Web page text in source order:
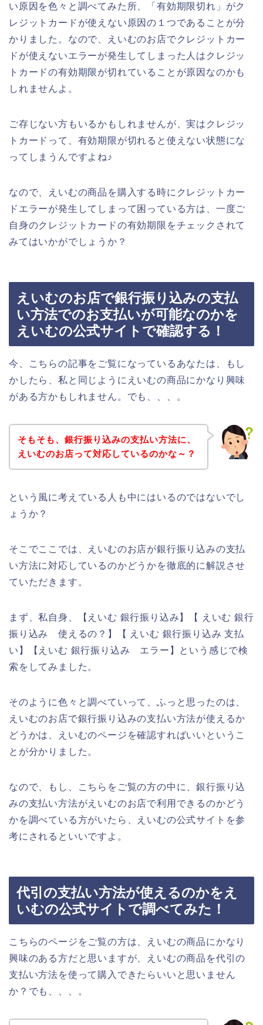
い原因を色々と調べてみた所、「有効期限切れ」がク
レジットカードが使えない原因の１つであることが分
かりました。なので、えいむのお店でクレジットカー
ドが使えないエラーが発生してしまった人はクレジッ
トカードの有効期限が切れていることが原因なのかも
しれませんよ。
ご存じない方もいるかもしれませんが、実はクレジッ
トカードって、有効期限が切れると使えない状態にな
ってしまうんですよね♪
なので、えいむの商品を購入する時にクレジットカー
ドエラーが発生してしまって困っている方は、一度ご
自身のクレジットカードの有効期限をチェックされて
みてはいかがでしょうか？
えいむのお店で銀行振り込みの支払
い方法でのお支払いが可能なのかを
えいむの公式サイトで確認する！
今、こちらの記事をご覧になっているあなたは、もし
かしたら、私と同じようにえいむの商品にかなり興味
がある方かもしれません。でも、、、。
そもそも、銀行振り込みの支払い方法に、
えいむのお店って対応しているのかな～？
という風に考えている人も中にはいるのではないでし
ょうか？
そこでここでは、えいむのお店が銀行振り込みの支払
い方法に対応しているのかどうかを徹底的に解説させ
ていただきます。
まず、私自身、【えいむ 銀行振り込み】【 えいむ 銀行
振り込み 使えるの？】【 えいむ 銀行振り込み 支払
い】【えいむ 銀行振り込み エラー】という感じで検
索をしてみました。
そのように色々と調べていって、ふっと思ったのは、
えいむのお店で銀行振り込みの支払い方法が使えるか
どうかは、えいむのページを確認すればいいというこ
とが分かりました。
なので、もし、こちらをご覧の方の中に、銀行振り込
みの支払い方法がえいむのお店で利用できるのかどう
かを調べている方がいたら、えいむの公式サイトを参
考にされるといいですよ。
代引の支払い方法が使えるのかをえ
いむの公式サイトで調べてみた！
こちらのページをご覧の方は、えいむの商品にかなり
興味のある方だと思いますが、えいむの商品を代引の
支払い方法を使って購入できたらいいと思いません
か？でも、、、。